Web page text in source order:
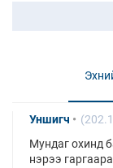
Уншигч
Мундаг охинд
нэрээ